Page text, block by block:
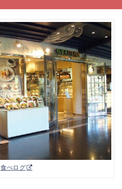
食べログ